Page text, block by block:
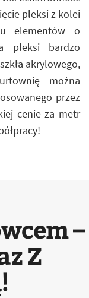
pleksi z kolei
elementów o
pleksi bardzo
akrylowego,
można
przez
cenie za metr
–
Z